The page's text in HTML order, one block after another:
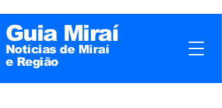
Guia Miraí
Notícias de Miraí
e Região